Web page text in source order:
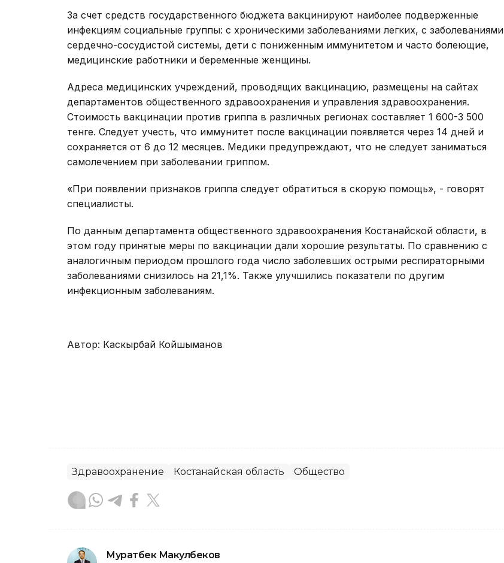
За счет средств государственного бюджета вакцинируют наиболее подверженные
инфекциям социальные группы: с хроническими заболеваниями легких, с заболеваниями
сердечно-сосудистой системы, дети с пониженным иммунитетом и часто болеющие,
медицинские работники и беременные женщины.
Адреса медицинских учреждений, проводящих вакцинацию, размещены на сайтах
департаментов общественного здравоохранения и управления здравоохранения.
Стоимость вакцинации против гриппа в различных регионах составляет 1 600-3 500
тенге. Следует учесть, что иммунитет после вакцинации появляется через 14 дней и
сохраняется от 6 до 12 месяцев. Медики предупреждают, что не следует заниматься
самолечением при заболевании гриппом.
«При появлении признаков гриппа следует обратиться в скорую помощь», - говорят
специалисты.
По данным департамента общественного здравоохранения Костанайской области, в
этом году принятые меры по вакцинации дали хорошие результаты. По сравнению с
аналогичным периодом прошлого года число заболевших острыми респираторными
заболеваниями снизилось на 21,1%. Также улучшились показатели по другим
инфекционным заболеваниям.
Автор: Каскырбай Койшыманов
Здравоохранение Костанайская область Общество
Муратбек Макулбеков